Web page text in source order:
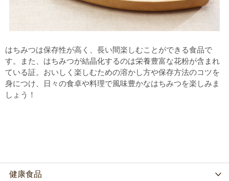
はちみつは保存性が高く、長い間楽しむことができる食品で
す。また、はちみつが結晶化するのは栄養豊富な花粉が含まれ
ている証。おいしく楽しむための溶かし方や保存方法のコツを
身につけ、日々の食卓や料理で風味豊かなはちみつを楽しみま
しょう！
健康食品